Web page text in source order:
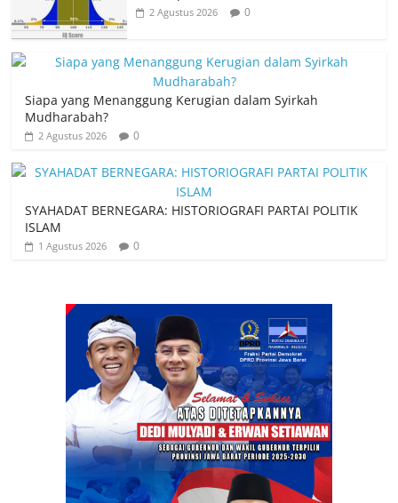
2 Agustus 2026 0
Siapa yang Menanggung Kerugian dalam Syirkah
Mudharabah?
2 Agustus 2026 0
SYAHADAT BERNEGARA: HISTORIOGRAFI PARTAI POLITIK
ISLAM
1 Agustus 2026 0